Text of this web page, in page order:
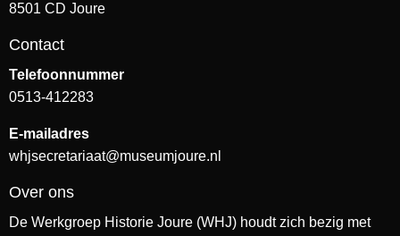
8501 CD Joure
Contact
Telefoonnummer
0513-412283
E-mailadres
whjsecretariaat@museumjoure.nl
Over ons
De Werkgroep Historie Joure (WHJ) houdt zich bezig met